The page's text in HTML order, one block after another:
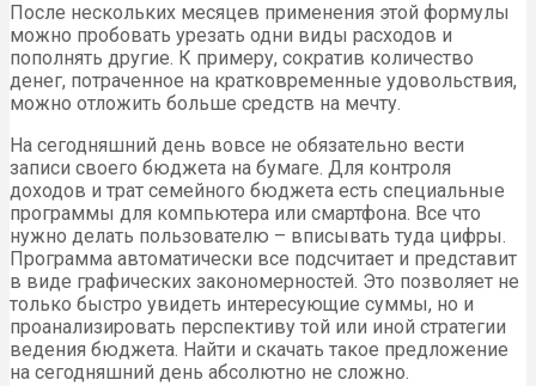
После нескольких месяцев применения этой формулы
можно пробовать урезать одни виды расходов и
пополнять другие. К примеру, сократив количество
денег, потраченное на кратковременные удовольствия,
можно отложить больше средств на мечту.
На сегодняшний день вовсе не обязательно вести
записи своего бюджета на бумаге. Для контроля
доходов и трат семейного бюджета есть специальные
программы для компьютера или смартфона. Все что
нужно делать пользователю – вписывать туда цифры.
Программа автоматически все подсчитает и представит
в виде графических закономерностей. Это позволяет не
только быстро увидеть интересующие суммы, но и
проанализировать перспективу той или иной стратегии
ведения бюджета. Найти и скачать такое предложение
на сегодняшний день абсолютно не сложно.